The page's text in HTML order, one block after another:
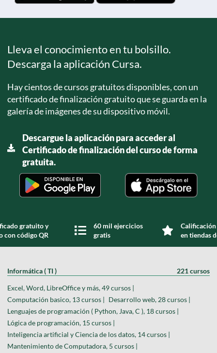
Lleva el conocimiento en tu bolsillo.
Descarga la aplicación Cursa.
Hay cientos de cursos gratuitos disponibles, con un
certificado de finalización gratuito que se guarda en la
galería de imágenes de su dispositivo móvil.
Descargue la aplicación para acceder al
Certificado de finalización del curso de forma
gratuita.
gratuito y
con código QR
60 mil ejercicios
gratis
en tiendas
Informática ( TI ) 221 cursos
Excel, Word, LibreOffice y más, 49 cursos |
Computación basico, 13 cursos | Desarrollo web, 28 cursos |
Lenguajes de programación ( Python, Java, C ), 18 cursos |
Lógica de programación, 15 cursos |
Inteligencia artificial y Ciencia de los datos, 14 cursos |
Mantenimiento de Computadora, 5 cursos |